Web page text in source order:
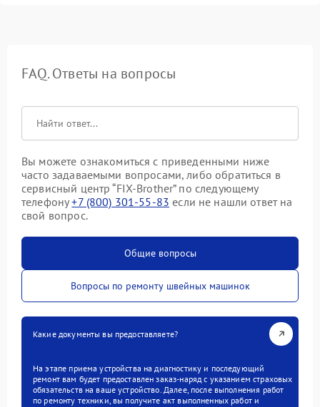
FAQ. Ответы на вопросы
Вы можете ознакомиться с приведенными ниже
часто задаваемыми вопросами, либо обратиться в
сервисный центр “FIX-Brother” по следующему
телефону+7 (800) 301-55-83 если не нашли ответ на
свой вопрос.
Общие вопросы
Вопросы по ремонту швейных машинок
Какие документы вы предоставляете?
На этапе приема устройства на диагностику и последующий
ремонт вам будет предоставлен заказ-наряд с указанием страховых
обязательств на ваше устройство. Далее, после выполнения работ
по ремонту техники, вы получите акт выполненных работ и